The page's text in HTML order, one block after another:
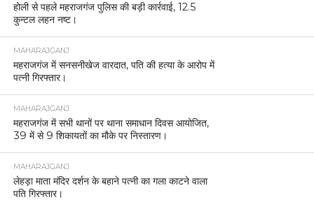
होली से पहले महराजगंज पुलिस की बड़ी कार्रवाई, 12.5
कुन्टल लहन नष्ट।
MAHARAJGANJ
महराजगंज में सनसनीखेज वारदात, पति की हत्या के आरोप में
पत्नी गिरफ्तार।
MAHARAJGANJ
महराजगंज में सभी थानों पर थाना समाधान दिवस आयोजित,
39 में से 9 शिकायतों का मौके पर निस्तारण।
MAHARAJGANJ
लेहड़ा माता मंदिर दर्शन के बहाने पत्नी का गला काटने वाला
पति गिरफ्तार।